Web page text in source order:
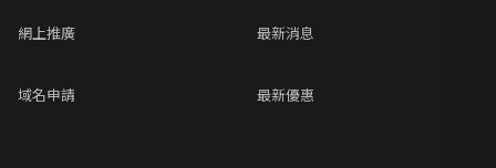
網上推廣
域名申請
最新消息
最新優惠